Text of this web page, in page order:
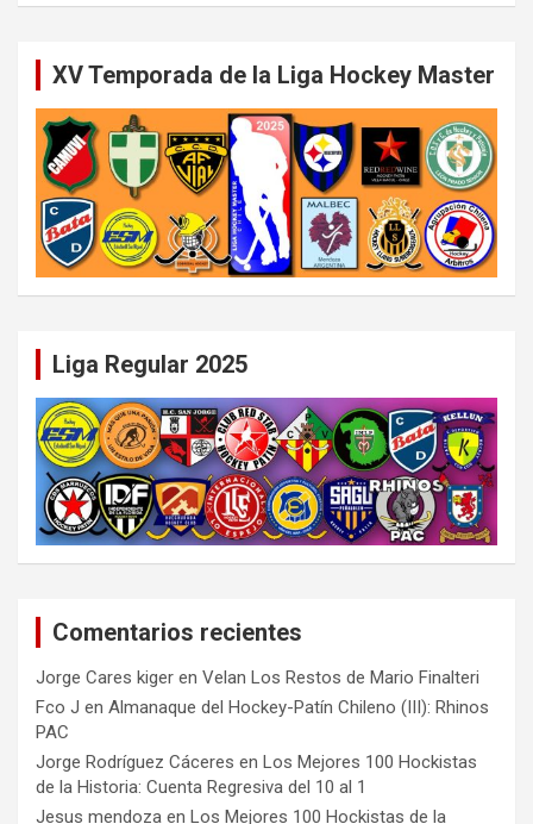
XV Temporada de la Liga Hockey Master
Liga Regular 2025
Comentarios recientes
Jorge Cares kiger en Velan Los Restos de Mario Finalteri
Fco J en Almanaque del Hockey-Patín Chileno (III): Rhinos
PAC
Jorge Rodríguez Cáceres en Los Mejores 100 Hockistas
de la Historia: Cuenta Regresiva del 10 al 1
Jesus mendoza en Los Mejores 100 Hockistas de la